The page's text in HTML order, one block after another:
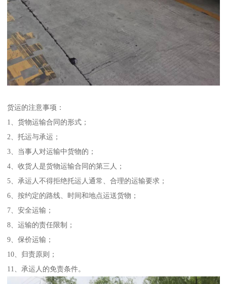
货运的注意事项：
1、货物运输合同的形式；
2、托运与承运；
3、当事人对运输中货物的；
4、收货人是货物运输合同的第三人；
5、承运人不得拒绝托运人通常、合理的运输要求；
6、按约定的路线、时间和地点运送货物；
7、安全运输；
8、运输的责任限制；
9、保价运输；
10、归责原则；
11、承运人的免责条件。